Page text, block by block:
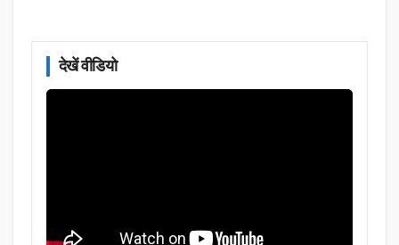
देखें वीडियो